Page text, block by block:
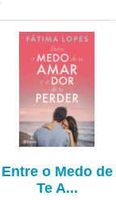
Entre o Medo de
Te A...